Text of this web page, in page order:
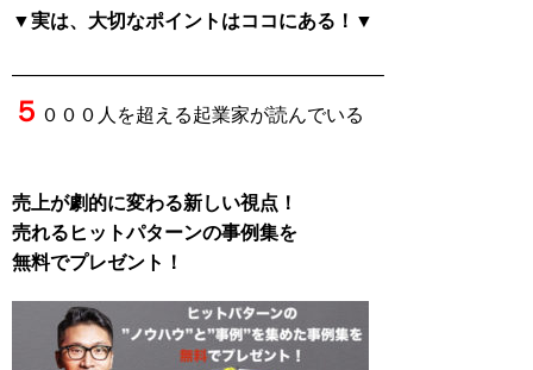
▼実は、大切なポイントはココにある！▼
———————————————————–
５ ０００人を超える起業家が読んでいる
売上が劇的に変わる新しい視点！
売れるヒットパターンの事例集を
無料でプレゼント！